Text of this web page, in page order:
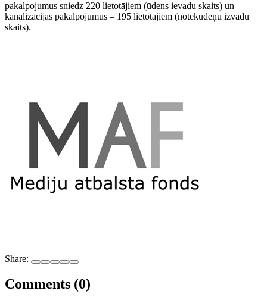
pakalpojumus sniedz 220 lietotājiem (ūdens ievadu skaits) un
kanalizācijas pakalpojumus – 195 lietotājiem (notekūdeņu izvadu
skaits).
Share:
Comments (0)